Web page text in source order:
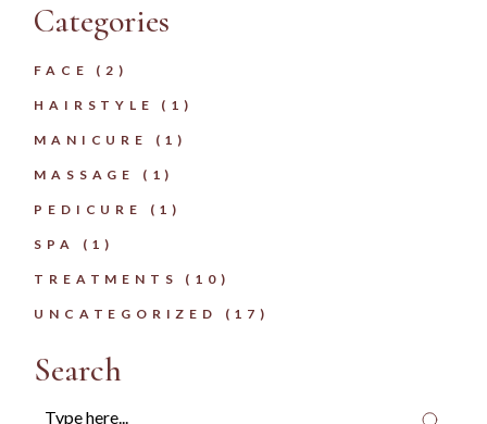
Categories
FACE (2)
HAIRSTYLE (1)
MANICURE (1)
MASSAGE (1)
PEDICURE (1)
SPA (1)
TREATMENTS (10)
UNCATEGORIZED (17)
Search
Search